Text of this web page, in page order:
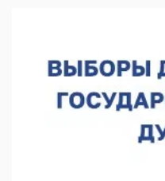
05.08.2026 15:57
16 нижегородцев